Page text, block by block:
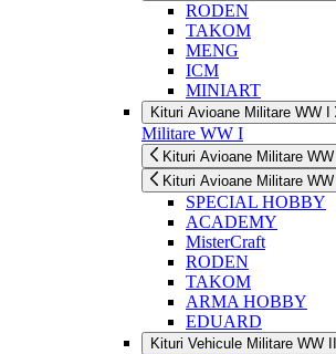
RODEN
TAKOM
MENG
ICM
MINIART
Kituri Avioane Militare WW I
Militare WW I
Kituri Avioane Militare WW I
Kituri Avioane Militare WW I
SPECIAL HOBBY
ACADEMY
MisterCraft
RODEN
TAKOM
ARMA HOBBY
EDUARD
Kituri Vehicule Militare WW II